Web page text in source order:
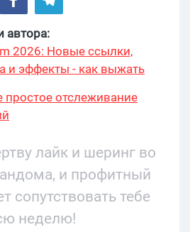
автора:
2026: Новые ссылки,
и эффекты - как выжать
простое отслеживание
лайк и шеринг во
и профитный
сопутствовать тебе
неделю!